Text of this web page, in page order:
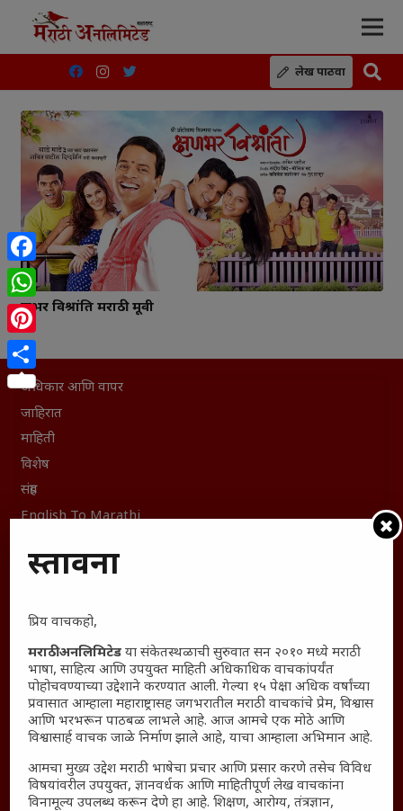
लेख पाठवा
क्षणभर विश्रांति मराठी मूवी
अधिकार आणि वापर
जाहिरात
माहिती
विशेष
संग्रह
English To Marathi
Kruti Dev Unicode
Shop Unlimited
Thought For The Day
सामान्य आजारांवर गावठी उपाय – घरच्या घरी मिळवा प्राथमिक
आराम
आजच्या युगातील तरुण पिढी कुठे हरवली?
महाराष्ट्रातील किल्ल्यांचे महत्त्व : स्वराज्याच्या वैभवशाली इतिहासाचे
साक्षीदार
₹370 ची बिर्याणी” आणि हरवत चाललेली संवेदनशीलता : आजच्या
Facebook
WhatsApp
Pinterest
Share
प्रस्तावना
प्रिय वाचकहो,
मराठी अनलिमिटेड या संकेतस्थळाची सुरुवात सन २०१० मध्ये मराठी
भाषा, साहित्य आणि उपयुक्त माहिती अधिकाधिक वाचकांपर्यंत
पोहोचवण्याच्या उद्देशाने करण्यात आली. गेल्या १५ पेक्षा अधिक वर्षांच्या
प्रवासात आम्हाला महाराष्ट्रासह जगभरातील मराठी वाचकांचे प्रेम, विश्वास
आणि भरभरून पाठबळ लाभले आहे. आज आमचे एक मोठे आणि
विश्वासार्ह वाचक जाळे निर्माण झाले आहे, याचा आम्हाला अभिमान आहे.
आमचा मुख्य उद्देश मराठी भाषेचा प्रचार आणि प्रसार करणे तसेच विविध
विषयांवरील उपयुक्त, ज्ञानवर्धक आणि माहितीपूर्ण लेख वाचकांना
विनामूल्य उपलब्ध करून देणे हा आहे. शिक्षण, आरोग्य, तंत्रज्ञान,